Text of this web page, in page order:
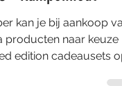
- Kampenhout
kan je bij aankoop
producten naar keuze
edition cadeausets op